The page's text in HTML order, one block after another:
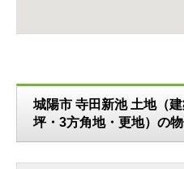
城陽市 寺田新池 土地（
坪・3方角地・更地）の